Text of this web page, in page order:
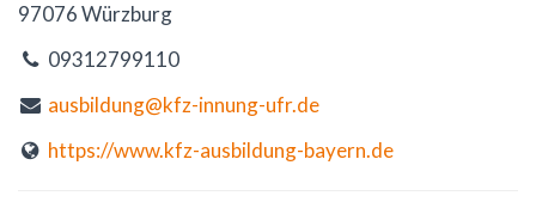
97076 Würzburg
09312799110
ausbildung@kfz-innung-ufr.de
https://www.kfz-ausbildung-bayern.de